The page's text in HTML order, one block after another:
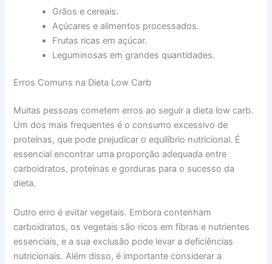
Grãos e cereais.
Açúcares e alimentos processados.
Frutas ricas em açúcar.
Leguminosas em grandes quantidades.
Erros Comuns na Dieta Low Carb
Muitas pessoas cometem erros ao seguir a dieta low carb.
Um dos mais frequentes é o consumo excessivo de
proteínas, que pode prejudicar o equilíbrio nutricional. É
essencial encontrar uma proporção adequada entre
carboidratos, proteínas e gorduras para o sucesso da
dieta.
Outro erro é evitar vegetais. Embora contenham
carboidratos, os vegetais são ricos em fibras e nutrientes
essenciais, e a sua exclusão pode levar a deficiências
nutricionais. Além disso, é importante considerar a